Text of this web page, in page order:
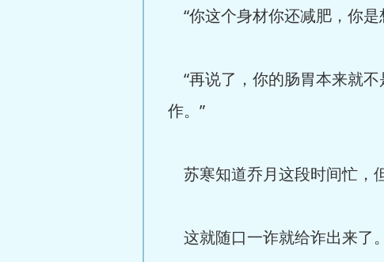
“你这个身材你还减肥，你
“再说了，你的肠胃本来就
作。”
苏寒知道乔月这段时间忙，
这就随口一诈就给诈出来了。